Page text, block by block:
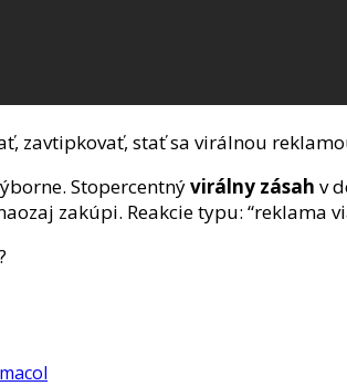
zavtipkovať, stať sa virálnou
Stopercentnývirálny zásah v
zakúpi. Reakcie typu: “reklama